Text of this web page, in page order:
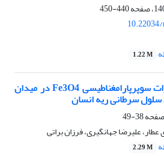
440-450
1.22 M
بررسی اثر اندازه نانو ذرات سوپرپارامغناطیسی Fe3O4 در میدان
سرطانی ریه انسان
38-49
علیرضا جهانگیری، فرزان براتی
2.29 M